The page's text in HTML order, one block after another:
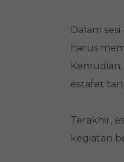
Dalam sesi
harus
estafet
Terakhir,
kegiatan